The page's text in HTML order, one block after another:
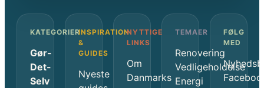
KATEGORIER
Gør-
Det-
Selv
INSPIRATION
&
GUIDES
Nyeste
NYTTIGE
LINKS
Om
Danmarks
TEMAER
Renovering
Vedligeholdelse
Energi
FØLG
MED